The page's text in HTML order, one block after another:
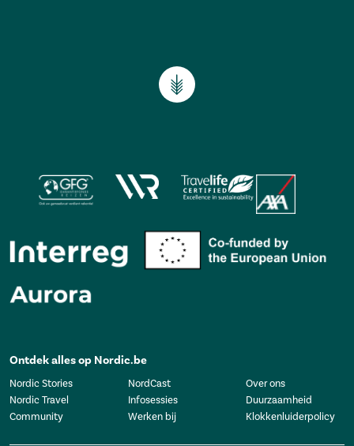
Ontdek alles op Nordic.be
Nordic Stories
Nordic Travel
Community
NordCast
Infosessies
Werken bij
Over ons
Duurzaamheid
Klokkenluiderpolicy